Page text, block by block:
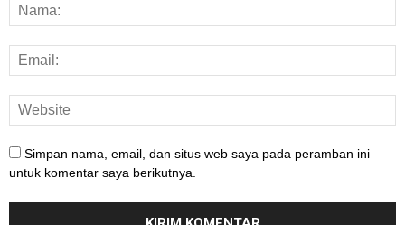
Simpan nama, email, dan situs web saya pada peramban ini
untuk komentar saya berikutnya.